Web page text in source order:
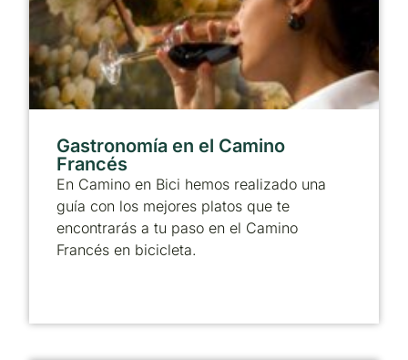
Gastronomía en el Camino
Francés
En Camino en Bici hemos realizado una
guía con los mejores platos que te
encontrarás a tu paso en el Camino
Francés en bicicleta.